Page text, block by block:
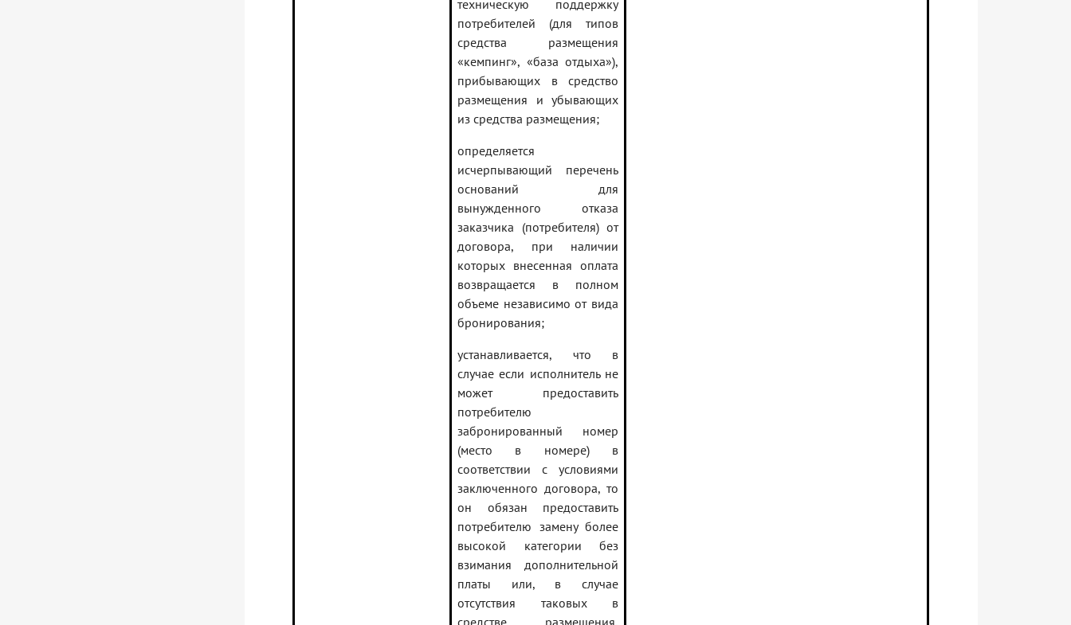
техническую поддержку
потребителей (для типов
средства размещения
«кемпинг», «база отдыха»),
прибывающих в средство
размещения и убывающих
из средства размещения;
определяется
исчерпывающий перечень
оснований для
вынужденного отказа
заказчика (потребителя) от
договора, при наличии
которых внесенная оплата
возвращается в полном
объеме независимо от вида
бронирования;
устанавливается, что в
случае если исполнитель не
может предоставить
потребителю
забронированный номер
(место в номере) в
соответствии с условиями
заключенного договора, то
он обязан предоставить
потребителю замену более
высокой категории без
взимания дополнительной
платы или, в случае
отсутствия таковых в